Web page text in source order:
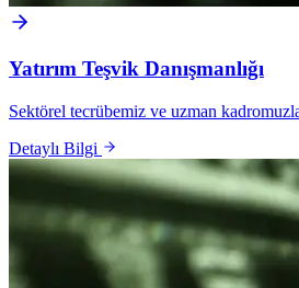
Yatırım Teşvik Danışmanlığı
Sektörel tecrübemiz ve uzman kadromuzla
Detaylı Bilgi